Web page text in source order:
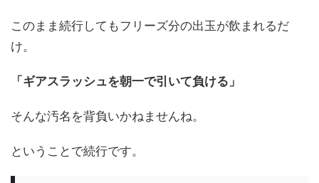
このまま続行してもフリーズ分の出玉が飲まれるだ
け。
「ギアスラッシュを朝一で引いて負ける」
そんな汚名を背負いかねませんね。
ということで続行です。